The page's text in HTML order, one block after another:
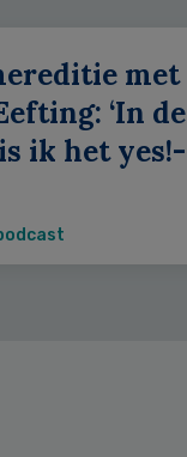
met
‘In de
ik het yes!-